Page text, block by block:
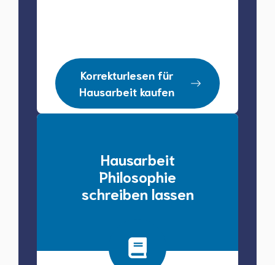
Korrekturlesen für
Hausarbeit kaufen
Hausarbeit
Philosophie
schreiben lassen